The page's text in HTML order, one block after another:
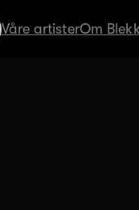
Våre artisterOm